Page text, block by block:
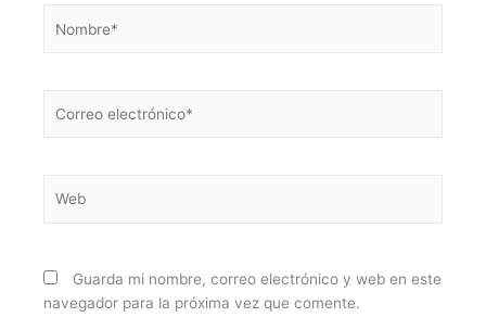
electrónico*
Guarda mi nombre, correo electrónico y web en este
navegador para la próxima vez que comente.